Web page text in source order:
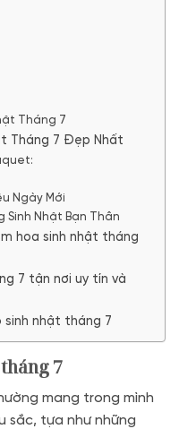
Tháng 7
Tháng 7 Đẹp Nhất
Ngày Mới
Sinh Nhật Bạn Thân
hoa sinh nhật tháng
7 tận nơi uy tín và
sinh nhật tháng 7
7
mang trong mình
sắc, tựa như những